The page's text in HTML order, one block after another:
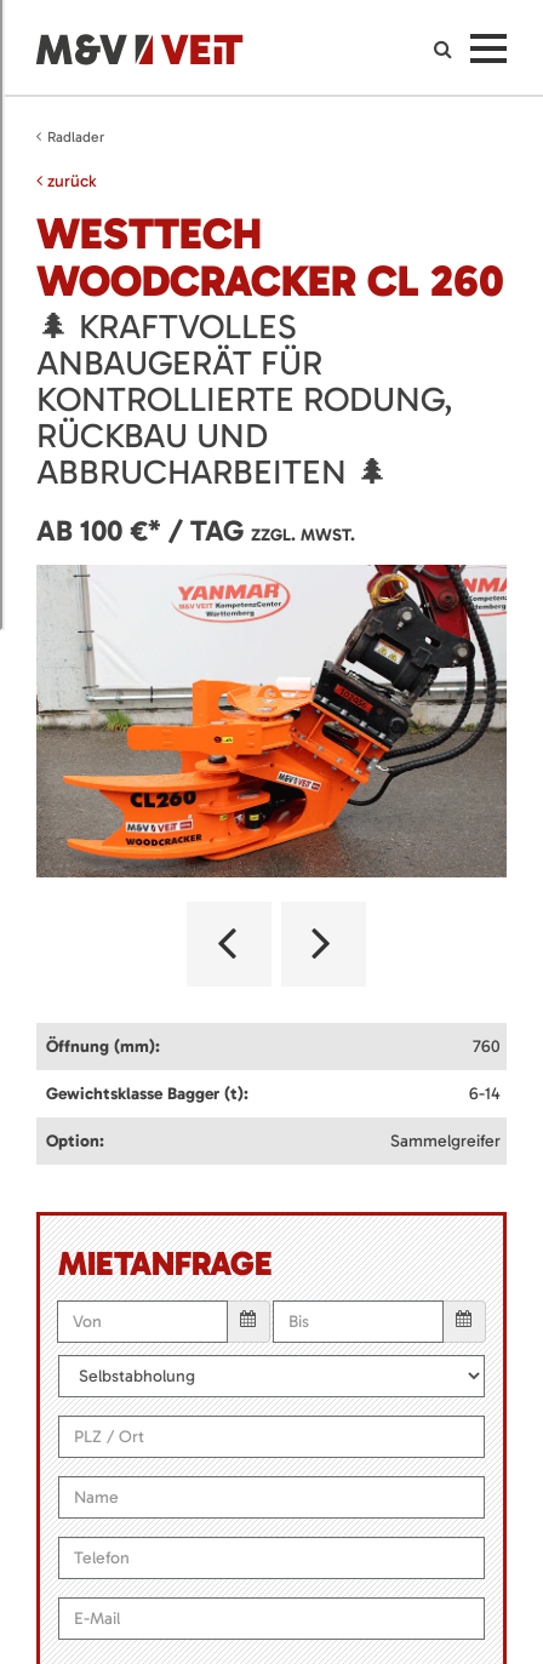
Radlader
zurück
WESTTECH
WOODCRACKER CL 260
🌲 KRAFTVOLLES
ANBAUGERÄT FÜR
KONTROLLIERTE RODUNG,
RÜCKBAU UND
ABBRUCHARBEITEN 🌲
AB 100 €* / TAG ZZGL. MWST.
Öffnung (mm): 760
Gewichtsklasse Bagger (t): 6-14
Option: Sammelgreifer
MIETANFRAGE